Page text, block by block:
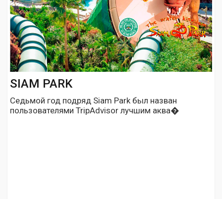
SIAM PARK
Седьмой год подряд Siam Park был назван
пользователями TripAdvisor лучшим аква�